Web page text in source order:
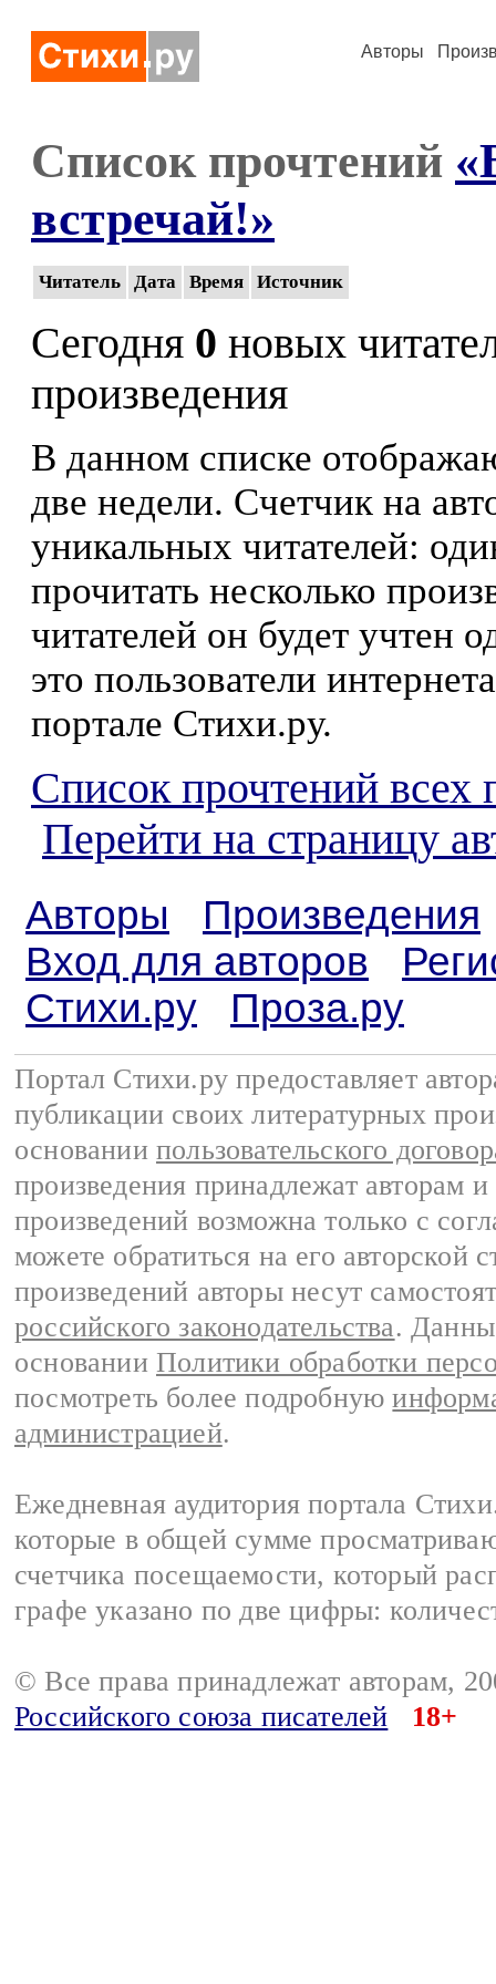
Авторы
Список прочтений
встречай!»
Читатель Дата Время Источник
Сегодня 0 новых
произведения
В данном списке
две недели. Счетчик на
уникальных читателей:
прочитать несколько
читателей он будет учтен
это пользователи
портале Стихи.ру.
Список прочтений всех
Перейти на страницу
Авторы
Произведения
Вход для авторов
Стихи.ру
Проза.ру
Портал Стихи.ру предоставляет
публикации своих литературных
основании пользовательского
произведения принадлежат авторам
произведений возможна только с
можете обратиться на его авторской
произведений авторы несут
российского законодательства.
основании Политики обработки
посмотреть более подробную
администрацией.
Ежедневная аудитория портала
которые в общей сумме
счетчика посещаемости, который
графе указано по две цифры:
© Все права принадлежат авторам,
Российского союза писателей
18+